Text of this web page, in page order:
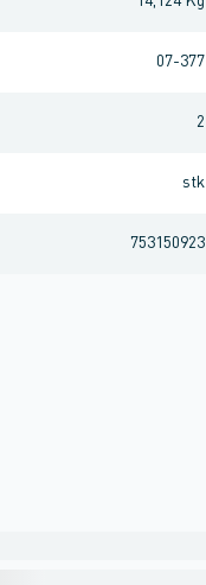
07-377
2
stk
753150923